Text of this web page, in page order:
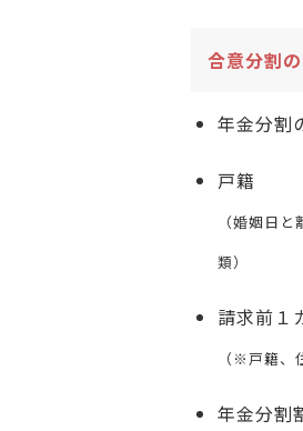
合意分割
年金分割
戸籍
（婚姻日
類）
請求前１
（※戸籍、
年金分割